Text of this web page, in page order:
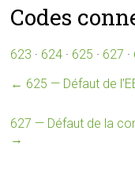
Codes
623 · 624 · 625 · 627 ·
← 625 — Défaut de
627 — Défaut de la
→